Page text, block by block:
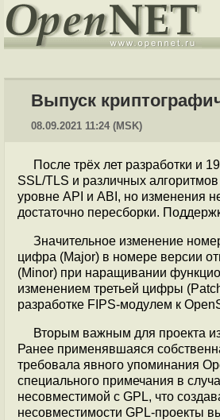
Выпуск
08.09.2021 11:24 (MSK)
После трёх лет разработки и
SSL/TLS и различных
уровне API и ABI, но изменения
достаточно пересборки.
Значительное изменение
цифра (Major) в номере версии
(Minor) при наращивании
изменением третьей цифры
разработке FIPS-модулем к
Вторым важным для проекта
Ранее применявшаяся
требовала явного упоминания
специального примечания в
несовместимой с GPL, что
несовместимости GPL-проекты